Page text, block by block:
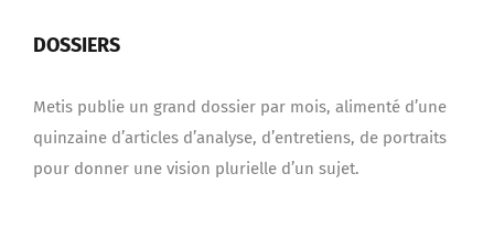
DOSSIERS
Metis publie un grand dossier par mois, alimenté d’une
quinzaine d’articles d’analyse, d’entretiens, de portraits
pour donner une vision plurielle d’un sujet.